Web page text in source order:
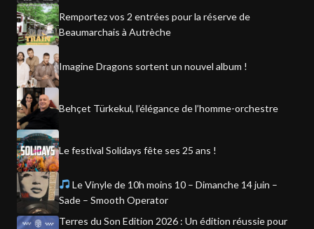
Remportez vos 2 entrées pour la réserve de
Beaumarchais à Autrèche
Imagine Dragons sortent un nouvel album !
Behçet Türkekul, l’élégance de l’homme-orchestre
Le festival Solidays fête ses 25 ans !
Le Vinyle de 10h moins 10 – Dimanche 14 juin –
Sade – Smooth Operator
Terres du Son Edition 2026 : Un édition réussie pour